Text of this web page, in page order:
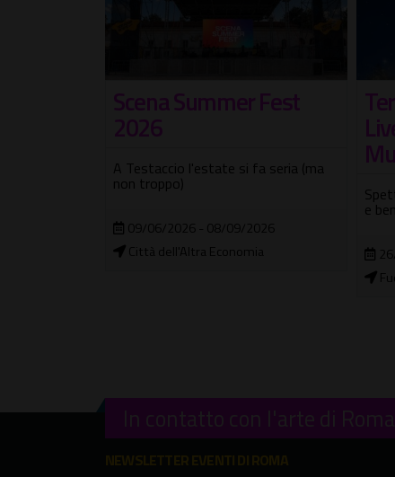
Terme dei Papi Summer
Live Show – Notti di
Spettacoli dal vivo, musica, comicità
26/06/2026 - 28/08/2026
In contatto con l'arte di Roma